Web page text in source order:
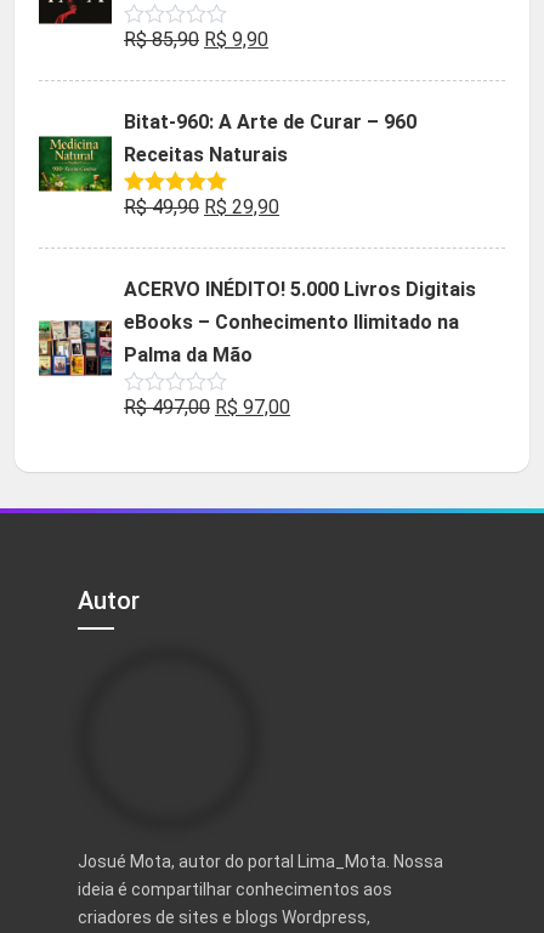
Avaliação
de
R$85,90 O
era:
R$ 85,90.
R$ 9,90O
é:
R$ 9,90.
Bitat-960: A Arte de Curar – 960
Receitas Naturais
Avaliação
R$49,90 O
era:
R$ 49,90.
R$ 29,90O
é:
R$ 29,90.
ACERVO INÉDITO! 5.000 Livros Digitais
eBooks – Conhecimento Ilimitado na
Palma da Mão
Avaliação
5
R$497,00 O
original
era:
R$ 97,00O
atual
é:
Autor
Josué Mota, autor do portal Lima_Mota. Nossa
ideia é compartilhar conhecimentos aos
criadores de sites e blogs Wordpress,